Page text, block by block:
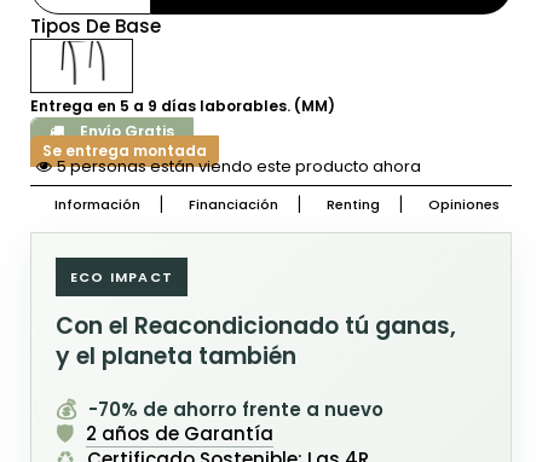
Tipos De Base
Entrega en 5 a 9 días laborables. (MM)
Envío Gratis
Se entrega montada
5 personas están viendo este producto ahora
Información Financiación Renting Opiniones
ECO IMPACT
Con el Reacondicionado tú ganas,
y el planeta también
💰 -70% de ahorro frente a nuevo
🛡️ 2 años de Garantía